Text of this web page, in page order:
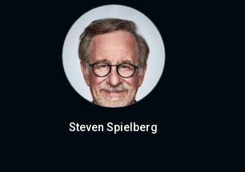
Steven Spielberg